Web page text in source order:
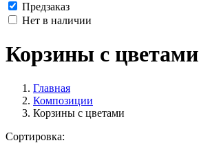
Предзаказ
Нет в наличии
Корзины с цветами
Главная
Композиции
Корзины с цветами
Сортировка: